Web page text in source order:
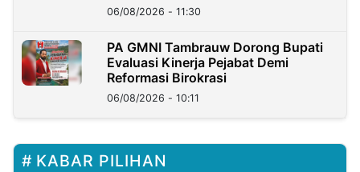
06/08/2026 - 11:30
PA GMNI Tambrauw Dorong Bupati
Evaluasi Kinerja Pejabat Demi
Reformasi Birokrasi
06/08/2026 - 10:11
KABAR PILIHAN